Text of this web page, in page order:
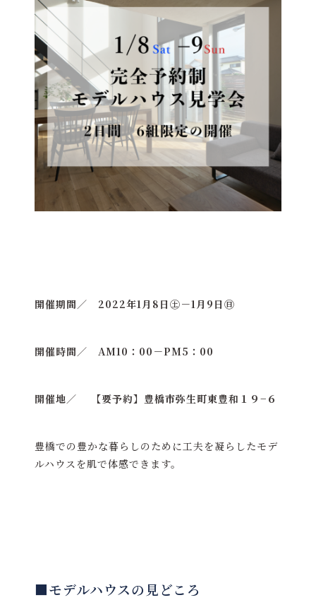
開催期間／ 2022年1月8日㊏－1月9日㊐
開催時間／ AM10：00－PM5：00
開催地／ 【要予約】豊橋市弥生町東豊和１９−６
豊橋での豊かな暮らしのために工夫を凝らしたモデ
ルハウスを肌で体感できます。
■モデルハウスの見どころ